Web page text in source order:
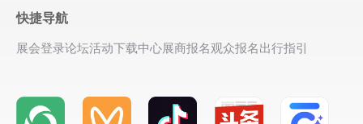
快捷导航
展会登录论坛活动下载中心展商报名观众报名出行指引